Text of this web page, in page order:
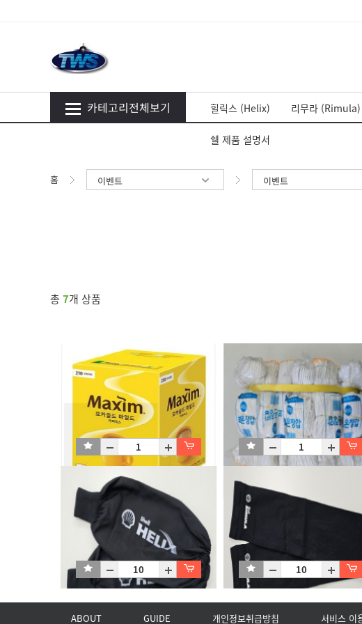
카테고리전체보기 힐릭스 (Helix) 리무라 (Rimula)
쉘 제품 설명서
홈 이벤트 이벤트
총 7개 상품
[동서]맥심모카골드커피믹스210T
면장갑 45g
100장
ABOUT GUIDE 개인정보취급방침 서비스 이